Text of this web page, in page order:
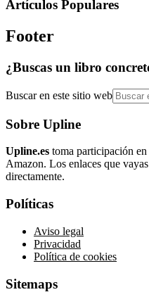
Artículos Populares
Footer
¿Buscas un libro
Buscar en este sitio web
Sobre Upline
Upline.es toma participación
Amazon. Los enlaces que
directamente.
Políticas
Aviso legal
Privacidad
Política de cookies
Sitemaps